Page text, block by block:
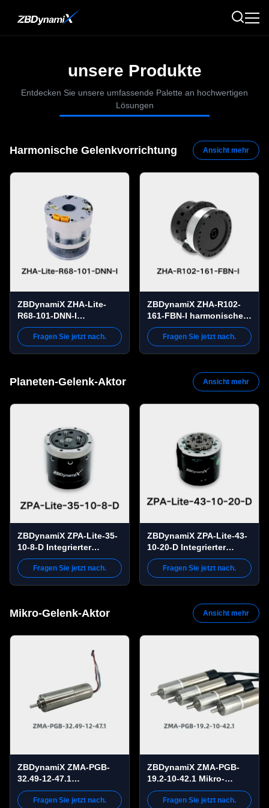
unsere Produkte
Entdecken Sie unsere umfassende Palette an hochwertigen
Lösungen
Harmonische Gelenkvorrichtung Ansicht mehr
ZBDynamiX ZHA-Lite-
R68-101-DNN-I
Leichtgewichts
harmonischer
mm
Fragen Sie jetzt nach.
ZBDynamiX ZHA-R102-
161-FBN-I harmonischer
Gelenkaktuator mit
hohem Drehmoment | 350
Fragen Sie jetzt nach.
Planeten-Gelenk-Aktor Ansicht mehr
ZBDynamiX ZPA-Lite-35-
10-8-D Integrierter
Planetarischer
Gelenkschwung 5 Nm
Fragen Sie jetzt nach.
ZBDynamiX ZPA-Lite-43-
10-20-D Integrierter
Planetengelenkaktuator |
14 Nm
Außendurchmesser 53
Fragen Sie jetzt nach.
Mikro-Gelenk-Aktor Ansicht mehr
ZBDynamiX ZMA-PGB-
32.49-12-47.1
Mikroplanetärer Getriebe-
Motor. 276 mNm
Fragen Sie jetzt nach.
ZBDynamiX ZMA-PGB-
19.2-10-42.1 Mikro-
Planetengetriebemotor |
72,9 mNm
Fragen Sie jetzt nach.